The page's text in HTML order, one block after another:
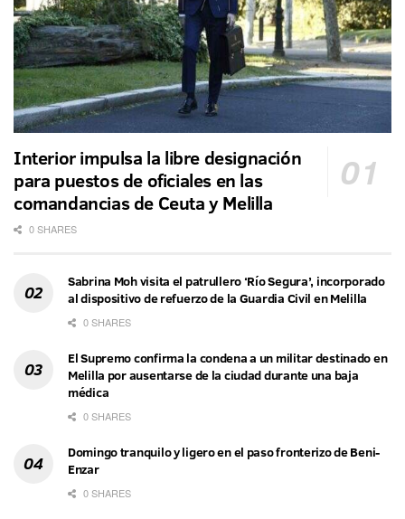
Interior impulsa la libre designación
para puestos de oficiales en las
comandancias de Ceuta y Melilla
0 SHARES
Sabrina Moh visita el patrullero ‘Río Segura’, incorporado
al dispositivo de refuerzo de la Guardia Civil en Melilla
0 SHARES
El Supremo confirma la condena a un militar destinado en
Melilla por ausentarse de la ciudad durante una baja
médica
0 SHARES
Domingo tranquilo y ligero en el paso fronterizo de Beni-
Enzar
0 SHARES